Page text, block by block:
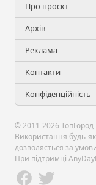
Про проєкт
Архів
Реклама
Контакти
Конфіденційність
© 2011-2026 ТопГород
Використання будь-
дозволяється за
При підтримці